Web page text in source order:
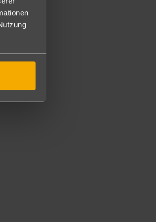
oder als Swim Out buchbar.
1, 40 x 2m). Bei Belegung 2
heißt Belegung: 2 Personen pro
Reservierung. Snacks an der